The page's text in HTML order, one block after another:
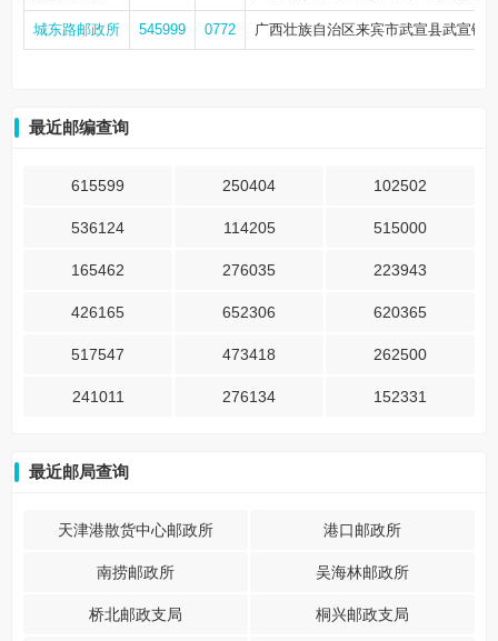
城东路邮政所 545999 0772 广西壮族自治区来宾市武宣县武宣镇
最近邮编查询
615599 250404 102502
536124 114205 515000
165462 276035 223943
426165 652306 620365
517547 473418 262500
241011 276134 152331
最近邮局查询
天津港散货中心邮政所 港口邮政所
南捞邮政所 吴海林邮政所
桥北邮政支局 桐兴邮政支局